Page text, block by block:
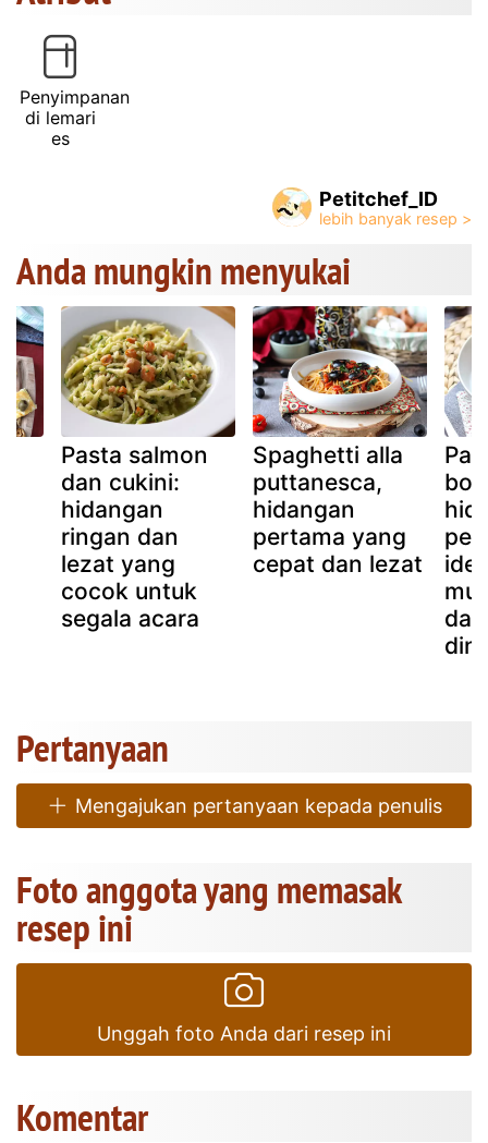
Penyimpanan
di lemari
es
Petitchef_ID
Anda mungkin menyukai
Pasta salmon
dan cukini:
hidangan
ringan dan
lezat yang
cocok untuk
segala acara
Spaghetti alla
puttanesca,
hidangan
pertama yang
cepat dan lezat
Pertanyaan
Mengajukan pertanyaan kepada penulis
Foto anggota yang memasak
resep ini
Unggah foto Anda dari resep ini
Komentar